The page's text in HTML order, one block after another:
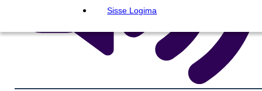
Sisse Logima